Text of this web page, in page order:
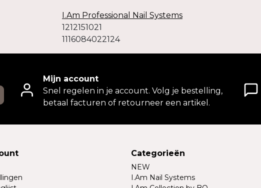
I.Am Professional Nail Systems
1212151021
1116084022124
Mijn account
Snel regelen in je account. Volg je bestelling,
betaal facturen of retourneer een artikel.
Categorieën
NEW
I.Am Nail Systems